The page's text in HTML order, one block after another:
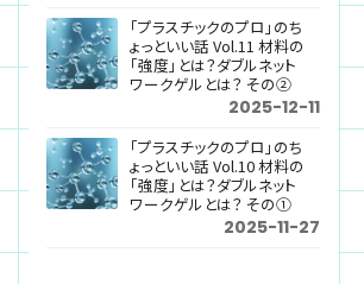
「プラスチックのプロ」のち
ょっといい話 Vol.11 材料の
「強度」とは？ダブルネット
ワークゲルとは？ その②
2025-12-11
「プラスチックのプロ」のち
ょっといい話 Vol.10 材料の
「強度」とは？ダブルネット
ワークゲルとは？ その①
2025-11-27